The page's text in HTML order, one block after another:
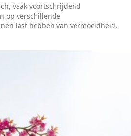
vaak voortschrijdend
op verschillende
last hebben van vermoeidheid,
maar ook klachten van angst,
zingevingsasp...